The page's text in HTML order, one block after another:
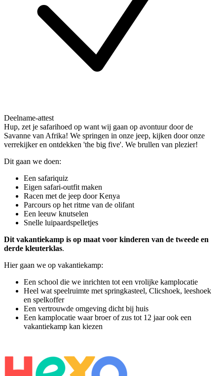
Deelname-attest
Hup, zet je safarihoed op want wij gaan op avontuur door de
Savanne van Afrika! We springen in onze jeep, kijken door onze
verrekijker en ontdekken 'the big five'. We brullen van plezier!
Dit gaan we doen:
Een safariquiz
Eigen safari-outfit maken
Racen met de jeep door Kenya
Parcours op het ritme van de olifant
Een leeuw knutselen
Snelle luipaardspelletjes
Dit vakantiekamp is op maat voor kinderen van de tweede en
derde kleuterklas.
Hier gaan we op vakantiekamp:
Een school die we inrichten tot een vrolijke kamplocatie
Heel wat speelruimte met springkasteel, Clicshoek, leeshoek
en spelkoffer
Een vertrouwde omgeving dicht bij huis
Een kamplocatie waar broer of zus tot 12 jaar ook een
vakantiekamp kan kiezen